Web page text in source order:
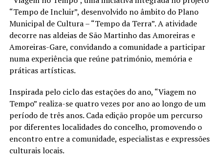
“Tempo de Incluir”, desenvolvido no âmbito do Plano
Municipal de Cultura – “Tempo da Terra”. A atividade
decorre nas aldeias de São Martinho das Amoreiras e
Amoreiras-Gare, convidando a comunidade a participar
numa experiência que reúne património, memória e
práticas artísticas.
Inspirada pelo ciclo das estações do ano, “Viagem no
Tempo” realiza-se quatro vezes por ano ao longo de um
período de três anos. Cada edição propõe um percurso
por diferentes localidades do concelho, promovendo o
encontro entre a comunidade, especialistas e expressões
culturais locais.